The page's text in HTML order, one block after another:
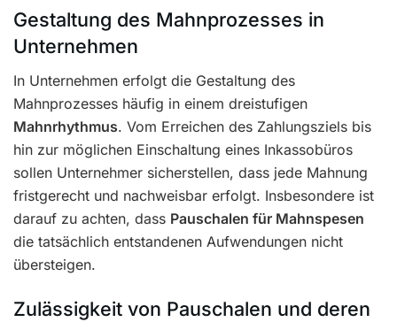
Gestaltung des Mahnprozesses in
Unternehmen
In Unternehmen erfolgt die Gestaltung des
Mahnprozesses häufig in einem dreistufigen
Mahnrhythmus. Vom Erreichen des Zahlungsziels bis
hin zur möglichen Einschaltung eines Inkassobüros
sollen Unternehmer sicherstellen, dass jede Mahnung
fristgerecht und nachweisbar erfolgt. Insbesondere ist
darauf zu achten, dass Pauschalen für Mahnspesen
die tatsächlich entstandenen Aufwendungen nicht
übersteigen.
Zulässigkeit von Pauschalen und deren